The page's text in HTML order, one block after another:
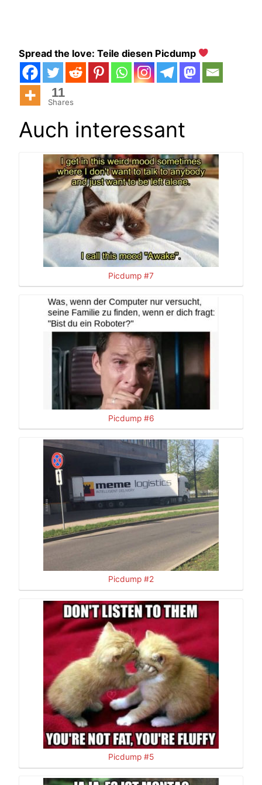
Spread the love: Teile diesen Picdump
11
Shares
Auch interessant
Picdump #7
Picdump #6
Picdump #2
Picdump #5